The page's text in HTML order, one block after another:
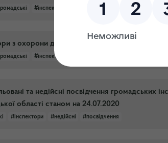
#інспектори #посвідчення
з охорони довкілля по території
#інспектори
та недійсні посвідчення громадських
області станом на 24.07.2020
#інспектори #недійсні #посвідчення